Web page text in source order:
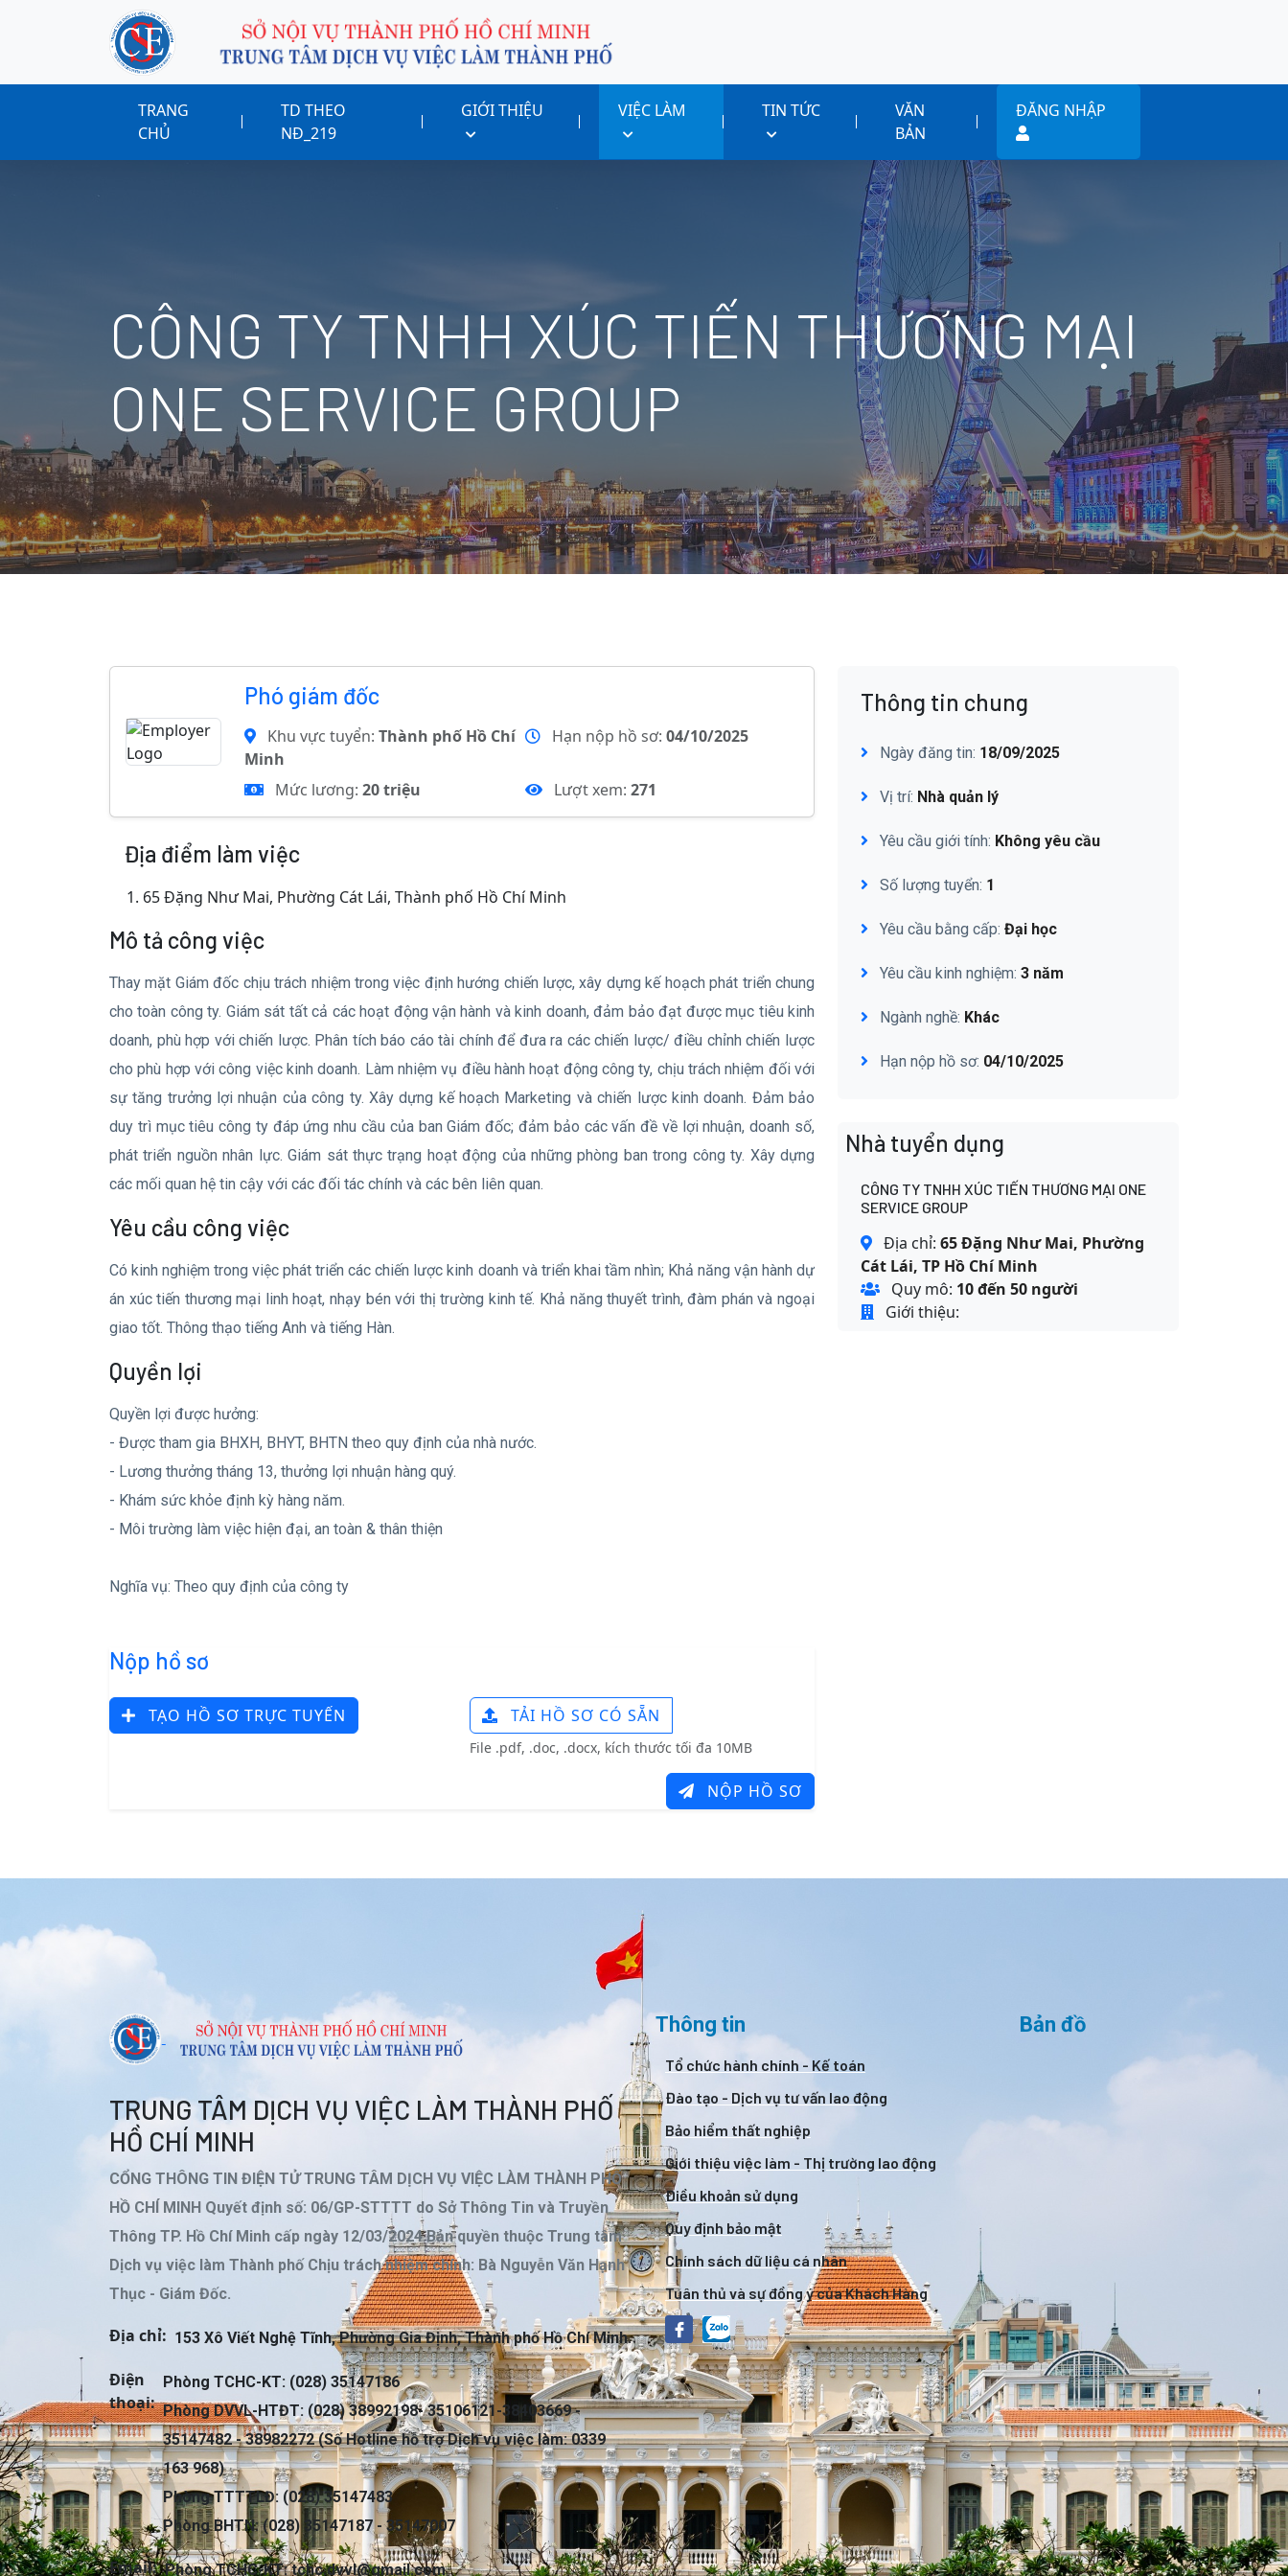
TRANG
CHỦ
TD THEO
NĐ_219
GIỚI THIỆU VIỆC LÀM TIN TỨC
VĂN
BẢN
ĐĂNG NHẬP
CÔNG TY TNHH XÚC TIẾN THƯƠNG MẠI
ONE SERVICE GROUP
Phó giám đốc
Khu vực tuyển: Thành phố Hồ Chí
Minh
Hạn nộp hồ sơ: 04/10/2025
Mức lương: 20 triệu Lượt xem: 271
Địa điểm làm việc
1. 65 Đặng Như Mai, Phường Cát Lái, Thành phố Hồ Chí Minh
Mô tả công việc
Thay mặt Giám đốc chịu trách nhiệm trong việc định hướng chiến lược, xây dựng kế hoạch phát triển chung
cho toàn công ty. Giám sát tất cả các hoạt động vận hành và kinh doanh, đảm bảo đạt được mục tiêu kinh
doanh, phù hợp với chiến lược. Phân tích báo cáo tài chính để đưa ra các chiến lược/ điều chỉnh chiến lược
cho phù hợp với công việc kinh doanh. Làm nhiệm vụ điều hành hoạt động công ty, chịu trách nhiệm đối với
sự tăng trưởng lợi nhuận của công ty. Xây dựng kế hoạch Marketing và chiến lược kinh doanh. Đảm bảo
duy trì mục tiêu công ty đáp ứng nhu cầu của ban Giám đốc; đảm bảo các vấn đề về lợi nhuận, doanh số,
phát triển nguồn nhân lực. Giám sát thực trạng hoạt động của những phòng ban trong công ty. Xây dựng
các mối quan hệ tin cậy với các đối tác chính và các bên liên quan.
Yêu cầu công việc
Có kinh nghiệm trong việc phát triển các chiến lược kinh doanh và triển khai tầm nhìn; Khả năng vận hành dự
án xúc tiến thương mại linh hoạt, nhạy bén với thị trường kinh tế. Khả năng thuyết trình, đàm phán và ngoại
giao tốt. Thông thạo tiếng Anh và tiếng Hàn.
Quyền lợi
Quyền lợi được hưởng:
- Được tham gia BHXH, BHYT, BHTN theo quy định của nhà nước.
- Lương thưởng tháng 13, thưởng lợi nhuận hàng quý.
- Khám sức khỏe định kỳ hàng năm.
- Môi trường làm việc hiện đại, an toàn & thân thiện
Nghĩa vụ: Theo quy định của công ty
Nộp hồ sơ
TẠO HỒ SƠ TRỰC TUYẾN TẢI HỒ SƠ CÓ SẴN
File .pdf, .doc, .docx, kích thước tối đa 10MB
NỘP HỒ SƠ
Thông tin chung
Ngày đăng tin: 18/09/2025
Vị trí: Nhà quản lý
Yêu cầu giới tính: Không yêu cầu
Số lượng tuyển: 1
Yêu cầu bằng cấp: Đại học
Yêu cầu kinh nghiệm: 3 năm
Ngành nghề: Khác
Hạn nộp hồ sơ: 04/10/2025
Nhà tuyển dụng
CÔNG TY TNHH XÚC TIẾN THƯƠNG MẠI ONE
SERVICE GROUP
Địa chỉ: 65 Đặng Như Mai, Phường
Cát Lái, TP Hồ Chí Minh
Quy mô: 10 đến 50 người
Giới thiệu:
TRUNG TÂM DỊCH VỤ VIỆC LÀM THÀNH PHỐ
HỒ CHÍ MINH
CỔNG THÔNG TIN ĐIỆN TỬ TRUNG TÂM DỊCH VỤ VIỆC LÀM THÀNH PHỐ
HỒ CHÍ MINH Quyết định số: 06/GP-STTTT do Sở Thông Tin và Truyền
Thông TP. Hồ Chí Minh cấp ngày 12/03/2024 Bản quyền thuộc Trung tâm
Dịch vụ việc làm Thành phố Chịu trách nhiệm chính: Bà Nguyễn Văn Hạnh
Thục - Giám Đốc.
Địa chỉ: 153 Xô Viết Nghệ Tĩnh, Phường Gia Định, Thành phố Hồ Chí Minh.
Điện
thoại:
Phòng TCHC-KT: (028) 35147186
Phòng DVVL-HTĐT: (028) 38992198- 35106121-38403669 -
35147482 - 38982272 (Số Hotline hỗ trợ Dịch vụ việc làm: 0339
163 968)
Phòng TTTTLĐ: (028) 35147483
Phòng BHTN: (028) 35147187 - 35147007
Email: Phòng TCHC-KT:tchc.dvvl@gmail.com
Thông tin
Tổ chức hành chính - Kế toán
Đào tạo - Dịch vụ tư vấn lao động
Bảo hiểm thất nghiệp
Giới thiệu việc làm - Thị trường lao động
Điều khoản sử dụng
Quy định bảo mật
Chính sách dữ liệu cá nhân
Tuân thủ và sự đồng ý của Khách Hàng
Bản đồ